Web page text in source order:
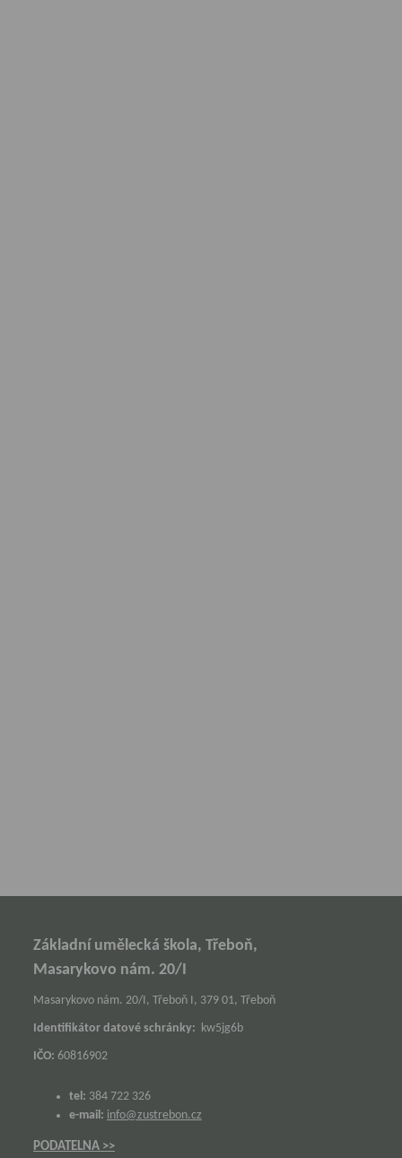
Základní umělecká škola, Třeboň,
Masarykovo nám. 20/I
Masarykovo nám. 20/I, Třeboň I, 379 01, Třeboň
Identifikátor datové schránky: kw5jg6b
IČO: 60816902
tel: 384 722 326
e-mail: info@zustrebon.cz
PODATELNA >>